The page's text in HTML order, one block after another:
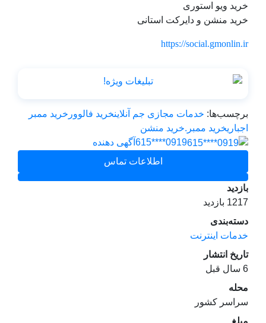
خرید ویو استوری
خرید منشن و دایرکت استانی
https://social.gmonlin.ir
برچسب‌ها: خدمات مجازی جم آنلاینخرید فالوور خرید ممبر
اجباریخرید ممبر.خرید منشن
0919****615
آگهی دهنده
اطلاعات تماس
بازدید
1217 بازدید
دسته‌بندی
خدمات اینترنت
تاریخ انتشار
6 سال قبل
محله
سراسر کشور
مبلغ